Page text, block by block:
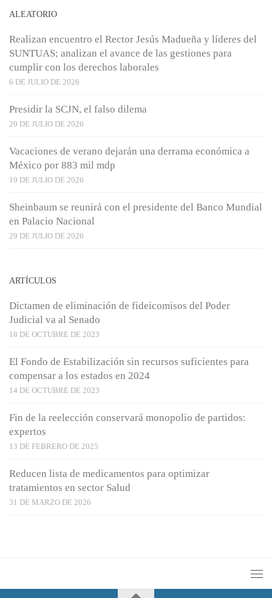
ALEATORIO
Realizan encuentro el Rector Jesús Madueña y líderes del
SUNTUAS; analizan el avance de las gestiones para
cumplir con los derechos laborales
6 DE JULIO DE 2026
Presidir la SCJN, el falso dilema
20 DE JULIO DE 2026
Vacaciones de verano dejarán una derrama económica a
México por 883 mil mdp
19 DE JULIO DE 2026
Sheinbaum se reunirá con el presidente del Banco Mundial
en Palacio Nacional
29 DE JULIO DE 2026
ARTÍCULOS
Dictamen de eliminación de fideicomisos del Poder
Judicial va al Senado
18 DE OCTUBRE DE 2023
El Fondo de Estabilización sin recursos suficientes para
compensar a los estados en 2024
14 DE OCTUBRE DE 2023
Fin de la reelección conservará monopolio de partidos:
expertos
13 DE FEBRERO DE 2025
Reducen lista de medicamentos para optimizar
tratamientos en sector Salud
31 DE MARZO DE 2026